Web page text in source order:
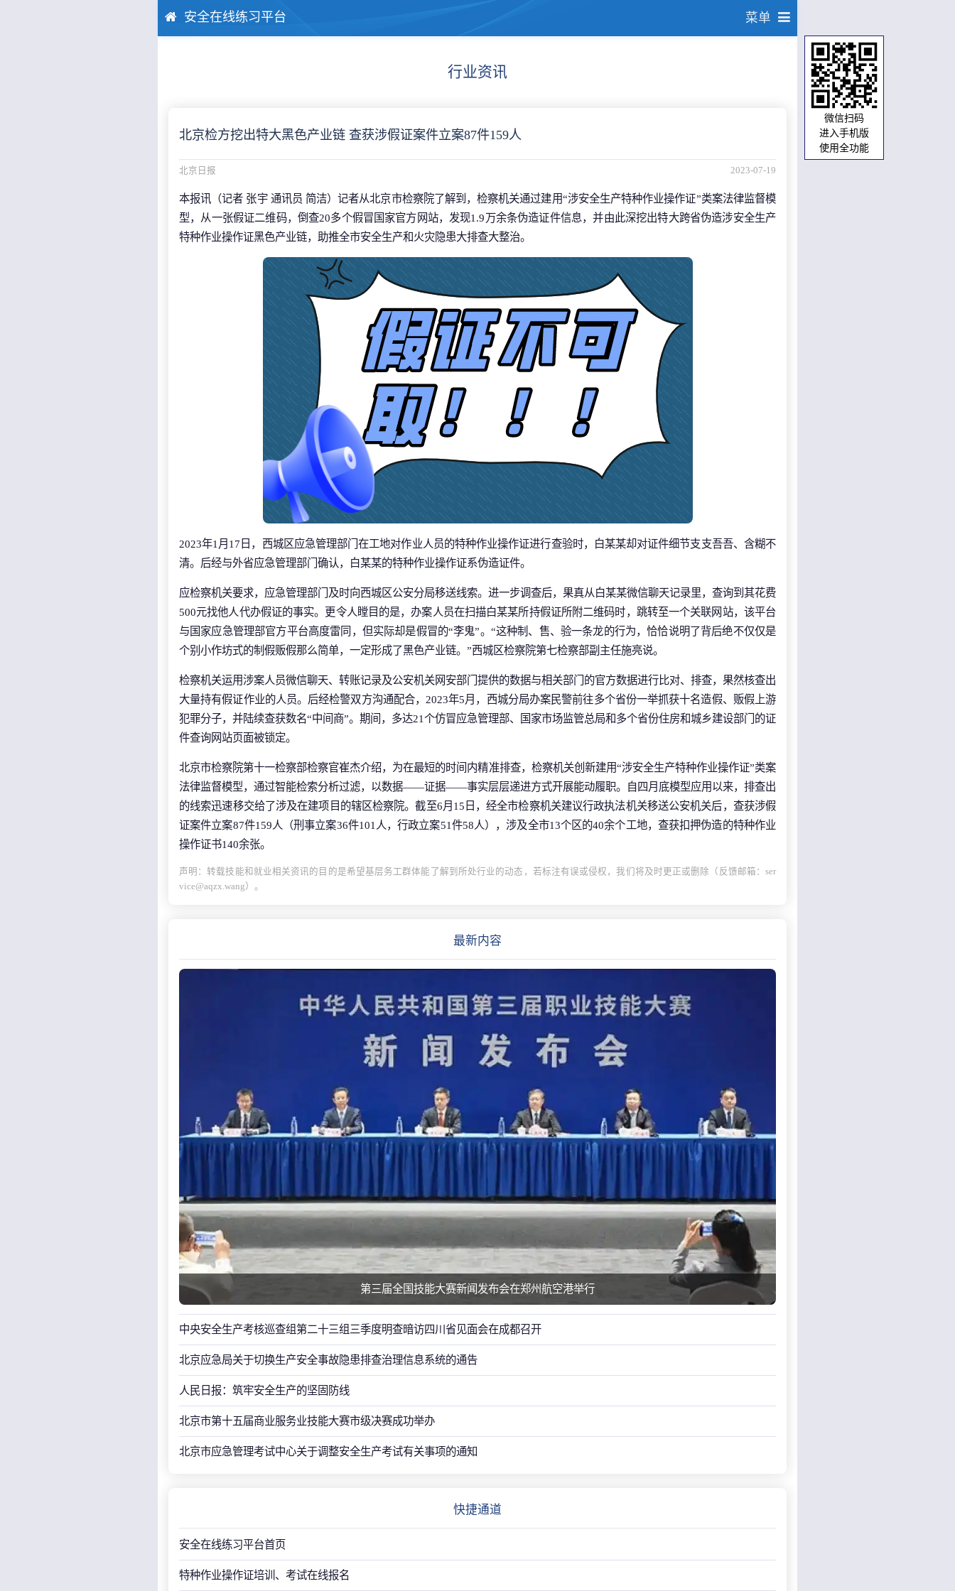
安全在线练习平台 菜单
微信扫码
进入手机版
使用全功能
行业资讯
北京检方挖出特大黑色产业链 查获涉假证案件立案87件159人
北京日报 2023-07-19
本报讯（记者 张宇 通讯员 简洁）记者从北京市检察院了解到，检察机关通过建用“涉安全生产特种作业操作证”类案法律监督模
型，从一张假证二维码，倒查20多个假冒国家官方网站，发现1.9万余条伪造证件信息，并由此深挖出特大跨省伪造涉安全生产
特种作业操作证黑色产业链，助推全市安全生产和火灾隐患大排查大整治。
2023年1月17日，西城区应急管理部门在工地对作业人员的特种作业操作证进行查验时，白某某却对证件细节支支吾吾、含糊不
清。后经与外省应急管理部门确认，白某某的特种作业操作证系伪造证件。
应检察机关要求，应急管理部门及时向西城区公安分局移送线索。进一步调查后，果真从白某某微信聊天记录里，查询到其花费
500元找他人代办假证的事实。更令人瞠目的是，办案人员在扫描白某某所持假证所附二维码时，跳转至一个关联网站，该平台
与国家应急管理部官方平台高度雷同，但实际却是假冒的“李鬼”。“这种制、售、验一条龙的行为，恰恰说明了背后绝不仅仅是
个别小作坊式的制假贩假那么简单，一定形成了黑色产业链。”西城区检察院第七检察部副主任施亮说。
检察机关运用涉案人员微信聊天、转账记录及公安机关网安部门提供的数据与相关部门的官方数据进行比对、排查，果然核查出
大量持有假证作业的人员。后经检警双方沟通配合，2023年5月，西城分局办案民警前往多个省份一举抓获十名造假、贩假上游
犯罪分子，并陆续查获数名“中间商”。期间，多达21个仿冒应急管理部、国家市场监管总局和多个省份住房和城乡建设部门的证
件查询网站页面被锁定。
北京市检察院第十一检察部检察官崔杰介绍，为在最短的时间内精准排查，检察机关创新建用“涉安全生产特种作业操作证”类案
法律监督模型，通过智能检索分析过滤，以数据——证据——事实层层递进方式开展能动履职。自四月底模型应用以来，排查出
的线索迅速移交给了涉及在建项目的辖区检察院。截至6月15日，经全市检察机关建议行政执法机关移送公安机关后，查获涉假
证案件立案87件159人（刑事立案36件101人，行政立案51件58人），涉及全市13个区的40余个工地，查获扣押伪造的特种作业
操作证书140余张。
声明：转载技能和就业相关资讯的目的是希望基层务工群体能了解到所处行业的动态，若标注有误或侵权，我们将及时更正或删除（反馈邮箱：ser
vice@aqzx.wang）。
最新内容
第三届全国技能大赛新闻发布会在郑州航空港举行
中央安全生产考核巡查组第二十三组三季度明查暗访四川省见面会在成都召开
北京应急局关于切换生产安全事故隐患排查治理信息系统的通告
人民日报：筑牢安全生产的坚固防线
北京市第十五届商业服务业技能大赛市级决赛成功举办
北京市应急管理考试中心关于调整安全生产考试有关事项的通知
快捷通道
安全在线练习平台首页
特种作业操作证培训、考试在线报名